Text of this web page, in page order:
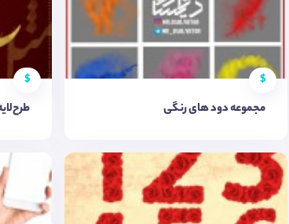
$
مجموعه دود های رنگی
$